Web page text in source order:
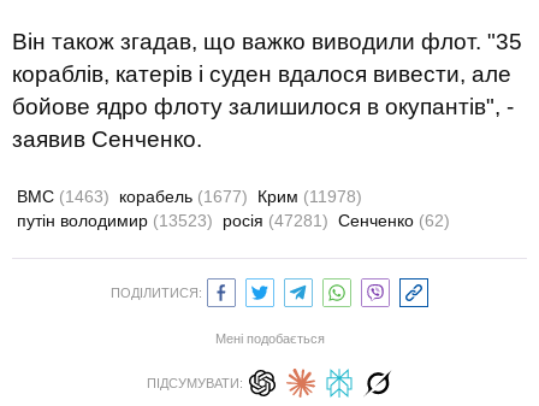
Він також згадав, що важко виводили флот. "35
кораблів, катерів і суден вдалося вивести, але
бойове ядро флоту залишилося в окупантів", -
заявив Сенченко.
ВМС (1463) корабель (1677) Крим (11978)
путін володимир (13523) росія (47281) Сенченко (62)
ПОДІЛИТИСЯ:
Мені подобається
ПІДСУМУВАТИ: